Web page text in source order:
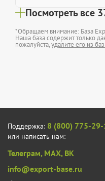
Посмотреть все
*Обращаем внимание: База
Наша база содержит только
пожалуйста,удалите его из
Поддержка: 8 (800) 775-29-
или написать нам:
Телеграм, MAX, ВК
info@export-base.ru